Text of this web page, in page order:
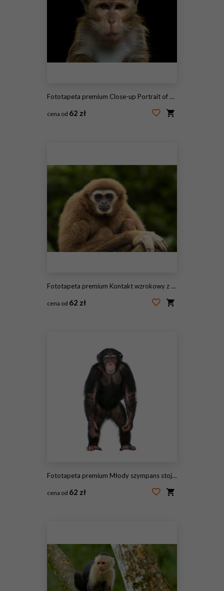
Fototapeta premium Close-up Portrait of Angry Long-tailed macaque or Crab-eating Monkey on Isolated Black Background
cena od 62 zł
Fototapeta premium Kontakt wzrokowy z białoręcznym gibonem
cena od 62 zł
Fototapeta premium Młody szympans stojący jak człowiek - Simia troglodytes (5
cena od 62 zł